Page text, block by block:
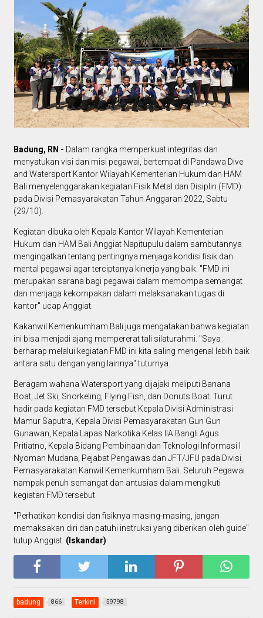
Badung, RN - Dalam rangka memperkuat integritas dan
menyatukan visi dan misi pegawai, bertempat di Pandawa Dive
and Watersport Kantor Wilayah Kementerian Hukum dan HAM
Bali menyelenggarakan kegiatan Fisik Metal dan Disiplin (FMD)
pada Divisi Pemasyarakatan Tahun Anggaran 2022, Sabtu
(29/10).
Kegiatan dibuka oleh Kepala Kantor Wilayah Kementerian
Hukum dan HAM Bali Anggiat Napitupulu dalam sambutannya
mengingatkan tentang pentingnya menjaga kondisi fisik dan
mental pegawai agar terciptanya kinerja yang baik. "FMD ini
merupakan sarana bagi pegawai dalam memompa semangat
dan menjaga kekompakan dalam melaksanakan tugas di
kantor" ucap Anggiat.
Kakanwil Kemenkumham Bali juga mengatakan bahwa kegiatan
ini bisa menjadi ajang mempererat tali silaturahmi. "Saya
berharap melalui kegiatan FMD ini kita saling mengenal lebih baik
antara satu dengan yang lainnya" tuturnya.
Beragam wahana Watersport yang dijajaki meliputi Banana
Boat, Jet Ski, Snorkeling, Flying Fish, dan Donuts Boat. Turut
hadir pada kegiatan FMD tersebut Kepala Divisi Administrasi
Mamur Saputra, Kepala Divisi Pemasyarakatan Gun Gun
Gunawan, Kepala Lapas Narkotika Kelas IIA Bangli Agus
Pritiatno, Kepala Bidang Pembinaan dan Teknologi Informasi I
Nyoman Mudana, Pejabat Pengawas dan JFT/JFU pada Divisi
Pemasyarakatan Kanwil Kemenkumham Bali. Seluruh Pegawai
nampak penuh semangat dan antusias dalam mengikuti
kegiatan FMD tersebut.
"Perhatikan kondisi dan fisiknya masing-masing, jangan
memaksakan diri dan patuhi instruksi yang diberikan oleh guide"
tutup Anggiat. (Iskandar)
badung 866 Terkini 59798